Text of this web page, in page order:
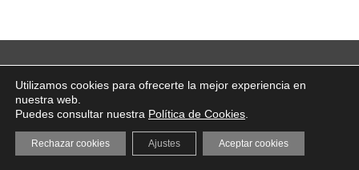
Utilizamos cookies para ofrecerte la mejor experiencia en
nuestra web.
Puedes consultar nuestra Política de Cookies
Aceptar cookies
Rechazar cookies Ajustes